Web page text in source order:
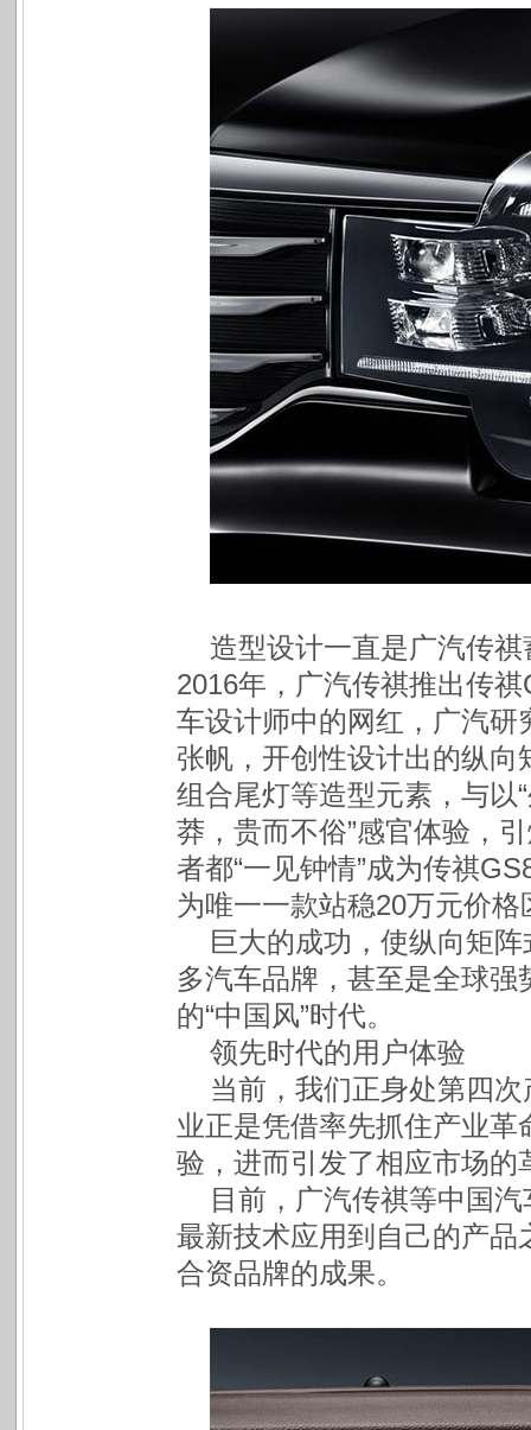
造型设计一直是广汽传
2016年，广汽传祺推出传
车设计师中的网红，广汽
张帆，开创性设计出的纵向
组合尾灯等造型元素，与以
莽，贵而不俗”感官体验，
者都“一见钟情”成为传祺
为唯一一款站稳20万元价
巨大的成功，使纵向矩
多汽车品牌，甚至是全球强
的“中国风”时代。
领先时代的用户体验
当前，我们正身处第四
业正是凭借率先抓住产业
验，进而引发了相应市场的
目前，广汽传祺等中国
最新技术应用到自己的产
合资品牌的成果。